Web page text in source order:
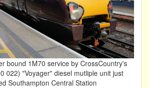
bound 1M70 service by CrossCountry's
022) "Voyager" diesel mutliple unit just
Southampton Central Station